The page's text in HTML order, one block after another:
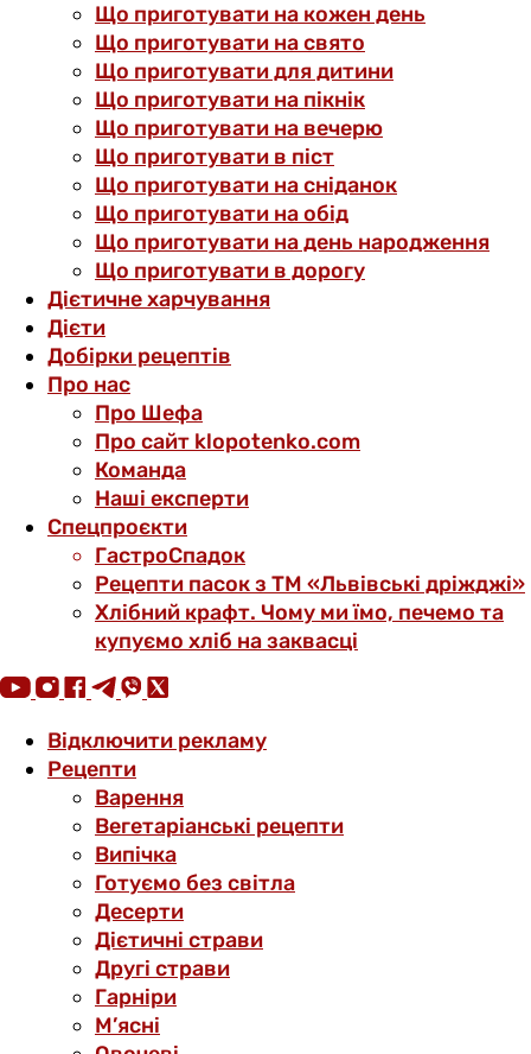
Що приготувати на кожен день
Що приготувати на свято
Що приготувати для дитини
Що приготувати на пікнік
Що приготувати на вечерю
Що приготувати в піст
Що приготувати на сніданок
Що приготувати на обід
Що приготувати на день народження
Що приготувати в дорогу
Дієтичне харчування
Дієти
Добірки рецептів
Про нас
Про Шефа
Про сайт klopotenko.com
Команда
Наші експерти
Спецпроєкти
ГастроСпадок
Рецепти пасок з ТМ «Львівські дріжджі»
Хлібний крафт. Чому ми їмо, печемо та
купуємо хліб на заквасці
Відключити рекламу
Рецепти
Варення
Вегетаріанські рецепти
Випічка
Готуємо без світла
Десерти
Дієтичні страви
Другі страви
Гарніри
М’ясні